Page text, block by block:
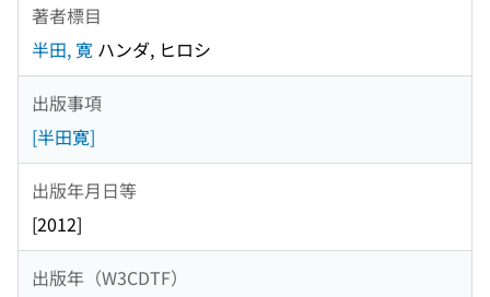
著者標目
半田, 寛 ハンダ, ヒロシ
出版事項
[半田寛]
出版年月日等
[2012]
出版年（W3CDTF）